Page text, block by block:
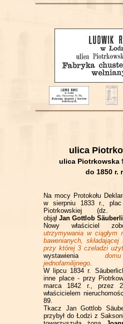
ulica
ulica Piotrkowska
do 1850 r.
Na mocy Protokołu
w sierpniu 1833 r.,
Piotrkowskiej (dz.
objął Jan Gottlob
Nowy właściciel
utrzymywania w ciągłym
bawenianych,
przy której 3 czeladzi
wystawienia
jednofamilijnego.
W lipcu 1834 r.
inne place - przy
marca 1842 r., przez
właścicielem
89.
Tkacz Jan Gottlob
przybył do Łodzi z